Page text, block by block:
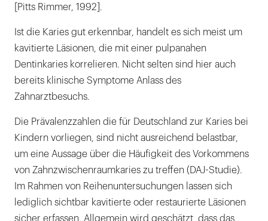
[Pitts Rimmer, 1992].
Ist die Karies gut erkennbar, handelt es sich meist um
kavitierte Läsionen, die mit einer pulpanahen
Dentinkaries korrelieren. Nicht selten sind hier auch
bereits klinische Symptome Anlass des
Zahnarztbesuchs.
Die Prävalenzzahlen die für Deutschland zur Karies bei
Kindern vorliegen, sind nicht ausreichend belastbar,
um eine Aussage über die Häufigkeit des Vorkommens
von Zahnzwischenraumkaries zu treffen (DAJ-Studie).
Im Rahmen von Reihenuntersuchungen lassen sich
lediglich sichtbar kavitierte oder restaurierte Läsionen
sicher erfassen. Allgemein wird geschätzt, dass das